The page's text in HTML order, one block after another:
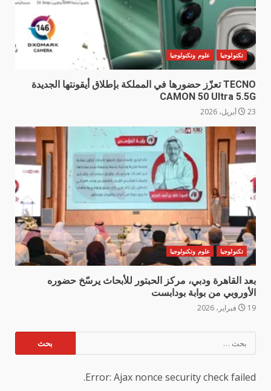
تكنولوجيا علوم وتكنولوجيا
TECNO تعزّز حضورها في المملكة بإطلاق أيقونتها الجديدة
CAMON 50 Ultra 5.5G
23 أبريل، 2026
تكنولوجيا علوم وتكنولوجيا
بعد القاهرة ودبي، مركز الحبتور للأبحاث يرسّخ حضوره
الأوروبي من بوابة بودابست
19 فبراير، 2026
عن:
Error: Ajax nonce security check failed.